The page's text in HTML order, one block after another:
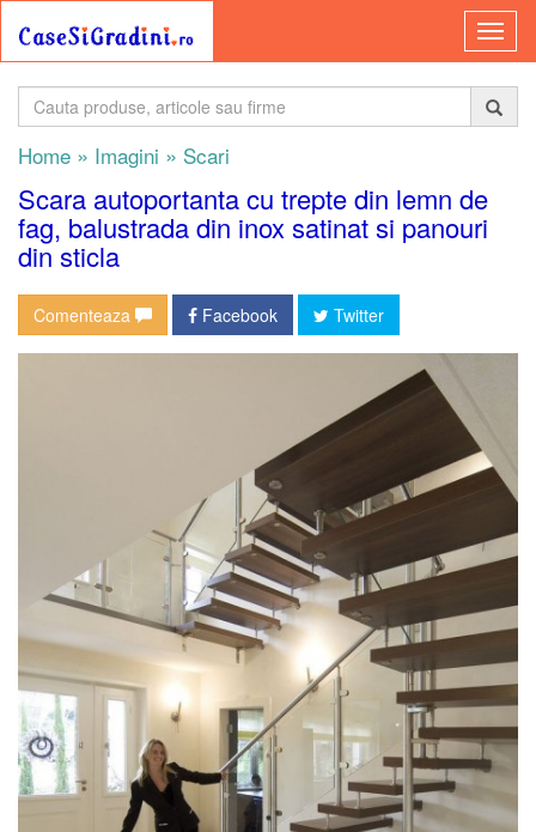
Home » Imagini » Scari
Scara autoportanta cu trepte din lemn de
fag, balustrada din inox satinat si panouri
din sticla
Comenteaza Facebook Twitter